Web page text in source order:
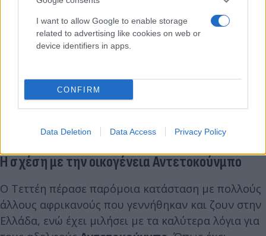
I want to allow Google to enable storage
related to advertising like cookies on web or
device identifiers in apps.
CONFIRM
Data Deletion Data Access Privacy Policy
Η σχέση με την οικογένεια Αντετοκούνμπο
Ο Τεττέη πέρασε παρόμοια κατάσταση με πολλούς
άλλους αφρικανούς που γεννήθηκαν και ζουν στην
Ελλάδα, ενώ έχει μιλήσει με τα καλύτερα λόγια για